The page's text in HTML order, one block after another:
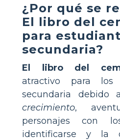
¿Por qué se
El libro del
para
secundaria?
El libro del
atractivo para los
secundaria debido
crecimiento,
personajes con
identificarse y la